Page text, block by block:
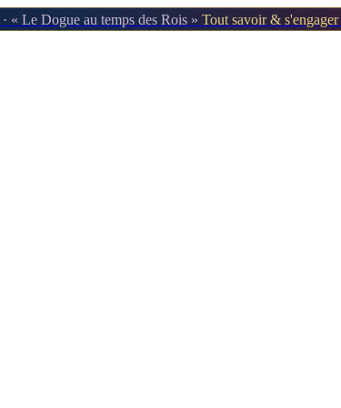
· « Le Dogue au temps des Rois » Tout savoir &